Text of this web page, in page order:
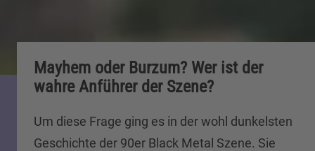
Mayhem oder Burzum? Wer ist der
wahre Anführer der Szene?
Um diese Frage ging es in der wohl dunkelsten
Geschichte der 90er Black Metal Szene. Sie